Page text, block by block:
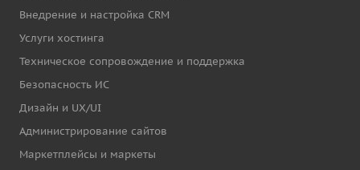
Внедрение и настройка CRM
Услуги хостинга
Техническое сопровождение и поддержка
Безопасность ИС
Дизайн и UX/UI
Администрирование сайтов
Маркетплейсы и маркеты